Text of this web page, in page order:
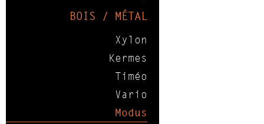
BOIS / MÉTAL
Xylon
Kermes
Timéo
Vario
Modus